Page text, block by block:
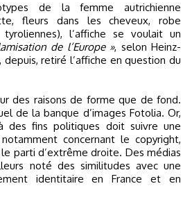
de la femme autrichienne
fleurs dans les cheveux, robe
l’affiche se voulait un
de l’Europe », selon Heinz-
depuis, retiré l’affiche en question du
des raisons de forme que de fond.
de la banque d’images Fotolia. Or,
des fins politiques doit suivre une
concernant le copyright,
parti d’extrême droite. Des médias
noté des similitudes avec une
identitaire en France et en